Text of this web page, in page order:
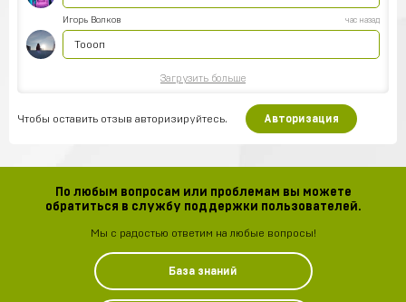
Игорь Волков час назад
Тоооп
Загрузить больше
Чтобы оставить отзыв авторизируйтесь. Авторизация
По любым вопросам или проблемам вы можете
обратиться в службу поддержки пользователей.
Мы с радостью ответим на любые вопросы!
База знаний